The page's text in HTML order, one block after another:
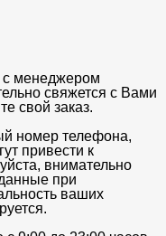
с менеджером
свяжется с Вами
свой заказ.
номер телефона,
привести к
внимательно
при
ваших